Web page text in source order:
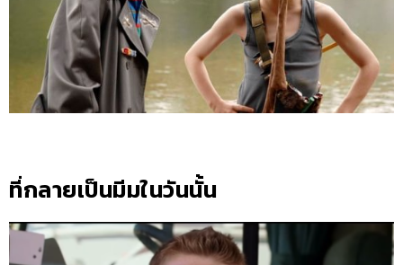
ที่กลายเป็นมีมในวันนั้น